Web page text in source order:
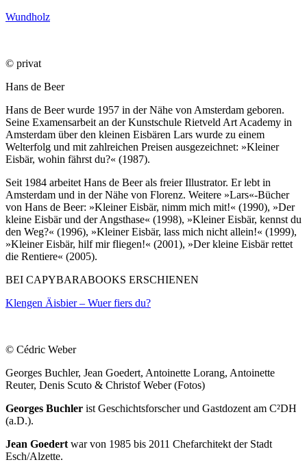
Wundholz
© privat
Hans de Beer
Hans de Beer wurde 1957 in der Nähe von Amsterdam geboren.
Seine Examensarbeit an der Kunstschule Rietveld Art Academy in
Amsterdam über den kleinen Eisbären Lars wurde zu einem
Welterfolg und mit zahlreichen Preisen ausgezeichnet: »Kleiner
Eisbär, wohin fährst du?« (1987).
Seit 1984 arbeitet Hans de Beer als freier Illustrator. Er lebt in
Amsterdam und in der Nähe von Florenz. Weitere »Lars«-Bücher
von Hans de Beer: »Kleiner Eisbär, nimm mich mit!« (1990), »Der
kleine Eisbär und der Angsthase« (1998), »Kleiner Eisbär, kennst du
den Weg?« (1996), »Kleiner Eisbär, lass mich nicht allein!« (1999),
»Kleiner Eisbär, hilf mir fliegen!« (2001), »Der kleine Eisbär rettet
die Rentiere« (2005).
BEI CAPYBARABOOKS ERSCHIENEN
Klengen Äisbier – Wuer fiers du?
© Cédric Weber
Georges Buchler, Jean Goedert, Antoinette Lorang, Antoinette
Reuter, Denis Scuto & Christof Weber (Fotos)
Georges Buchler ist Geschichtsforscher und Gastdozent am C²DH
(a.D.).
Jean Goedert war von 1985 bis 2011 Chefarchitekt der Stadt
Esch/Alzette.